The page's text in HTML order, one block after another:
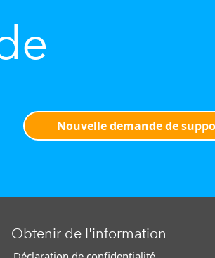
Nouvelle demande de
Obtenir de l'information